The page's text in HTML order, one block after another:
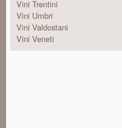
Vini Trentini
Vini Umbri
Vini Valdostani
Vini Veneti